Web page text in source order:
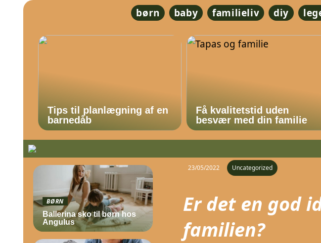
børn baby familieliv diy
Tips til planlægning af en
barnedåb
Få kvalitetstid uden
besvær med din familie
23/05/2022 Uncategorized
Er det en god
familien?
BØRN
Ballerina sko til børn hos
Angulus